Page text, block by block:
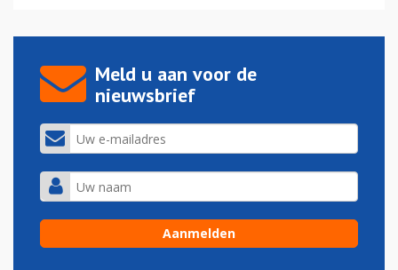
Meld u aan voor de
nieuwsbrief